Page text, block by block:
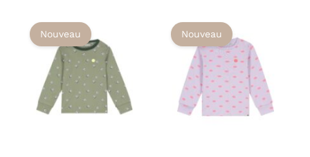
PRODUIT
PRODUIT
CHOIX DES
OPTIONS
CE
PRODUIT
A
/
DÉTAILS
Nouveau
CHOIX DES
OPTIONS CE
PRODUIT
A
/
DÉTAILS
Nouveau